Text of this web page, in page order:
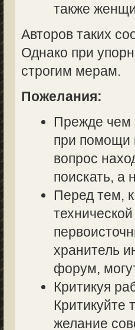
также
Авторов таких
Однако при
строгим мерам.
Пожелания:
Прежде чем
при помощи
вопрос
поискать, а
Перед тем,
хранитель
форум,
Критикуя
Критикуйте
желание